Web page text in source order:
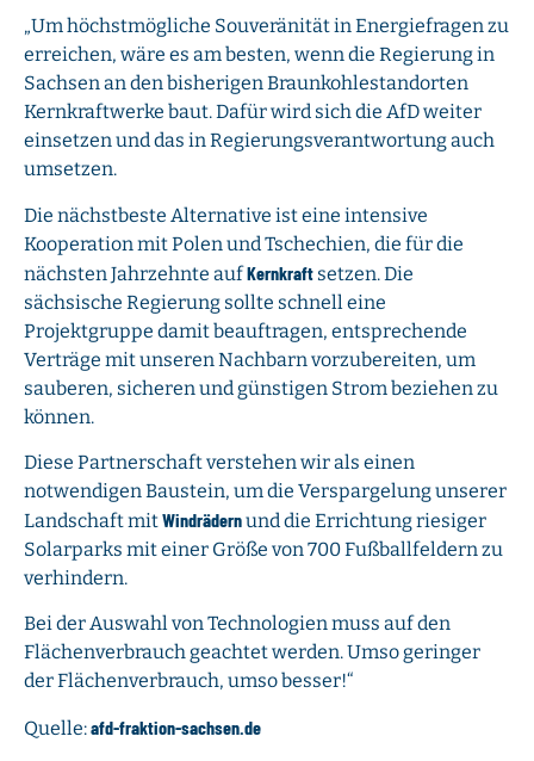
„Um höchstmögliche Souveränität in Energiefragen zu
erreichen, wäre es am besten, wenn die Regierung in
Sachsen an den bisherigen Braunkohlestandorten
Kernkraftwerke baut. Dafür wird sich die AfD weiter
einsetzen und das in Regierungsverantwortung auch
umsetzen.
Die nächstbeste Alternative ist eine intensive
Kooperation mit Polen und Tschechien, die für die
nächsten Jahrzehnte aufKernkraft setzen. Die
sächsische Regierung sollte schnell eine
Projektgruppe damit beauftragen, entsprechende
Verträge mit unseren Nachbarn vorzubereiten, um
sauberen, sicheren und günstigen Strom beziehen zu
können.
Diese Partnerschaft verstehen wir als einen
notwendigen Baustein, um die Verspargelung unserer
Landschaft mitWindrädernund die Errichtung riesiger
Solarparks mit einer Größe von 700 Fußballfeldern zu
verhindern.
Bei der Auswahl von Technologien muss auf den
Flächenverbrauch geachtet werden. Umso geringer
der Flächenverbrauch, umso besser!“
Quelle:afd-fraktion-sachsen.de